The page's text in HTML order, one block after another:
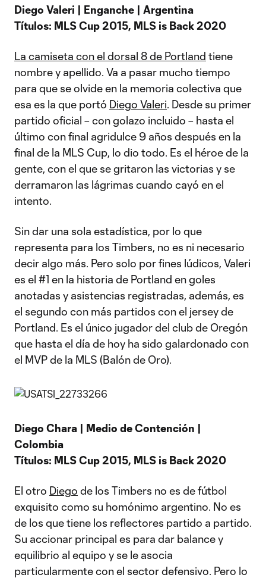
Diego Valeri | Enganche | Argentina
Títulos: MLS Cup 2015, MLS is Back 2020
La camiseta con el dorsal 8 de Portland tiene
nombre y apellido. Va a pasar mucho tiempo
para que se olvide en la memoria colectiva que
esa es la que portó Diego Valeri. Desde su primer
partido oficial – con golazo incluido – hasta el
último con final agridulce 9 años después en la
final de la MLS Cup, lo dio todo. Es el héroe de la
gente, con el que se gritaron las victorias y se
derramaron las lágrimas cuando cayó en el
intento.
Sin dar una sola estadística, por lo que
representa para los Timbers, no es ni necesario
decir algo más. Pero solo por fines lúdicos, Valeri
es el #1 en la historia de Portland en goles
anotadas y asistencias registradas, además, es
el segundo con más partidos con el jersey de
Portland. Es el único jugador del club de Oregón
que hasta el día de hoy ha sido galardonado con
el MVP de la MLS (Balón de Oro).
Diego Chara | Medio de Contención |
Colombia
Títulos: MLS Cup 2015, MLS is Back 2020
El otro Diego de los Timbers no es de fútbol
exquisito como su homónimo argentino. No es
de los que tiene los reflectores partido a partido.
Su accionar principal es para dar balance y
equilibrio al equipo y se le asocia
particularmente con el sector defensivo. Pero lo